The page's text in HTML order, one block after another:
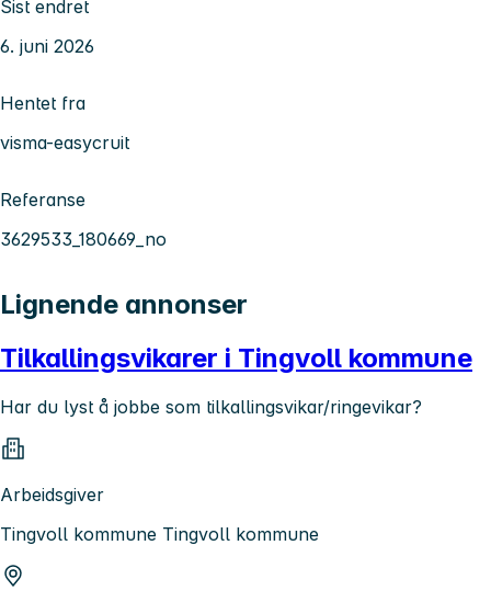
Sist endret
6. juni 2026
Hentet fra
visma-easycruit
Referanse
3629533_180669_no
Lignende annonser
Tilkallingsvikarer i Tingvoll kommune
Har du lyst å jobbe som tilkallingsvikar/ringevikar?
Arbeidsgiver
Tingvoll kommune Tingvoll kommune